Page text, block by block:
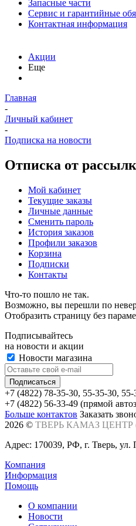
Запасные части
Сервис и гарантийные
Контактная информация
Акции
Еще
Главная
-
Личный кабинет
-
Подписка на новости
Отписка от
Мой кабинет
Текущие заказы
Личные данные
Сменить пароль
История заказов
Профили заказов
Корзина
Подписки
Контакты
Что-то пошло не так.
Возможно, вы перешли по
Отобразить страницу без
Подписывайтесь
на новости и акции
Новости магазина
+7 (4822) 78-35-30, 55-35-30, 55-
+7 (4822) 56-33-49 (прямой
Больше контактов Заказать
2026 © ТВЕРЬ КАМАЗ ЦЕНТР
Адрес: 170039, РФ, г. Тверь, ул.
Компания
Информация
Помощь
О компании
Новости